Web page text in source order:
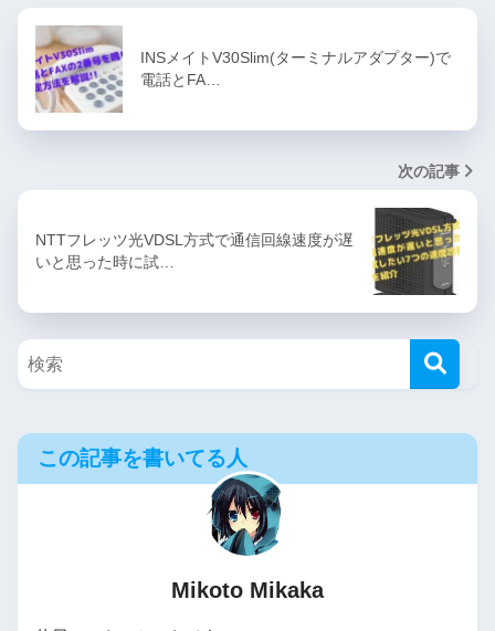
INSメイトV30Slim(ターミナルアダプター)で
電話とFA…
次の記事
NTTフレッツ光VDSL方式で通信回線速度が遅
いと思った時に試…
この記事を書いてる人
Mikoto Mikaka